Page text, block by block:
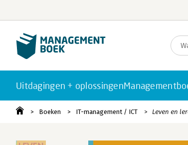
Uitdagingen + oplossingen
Boeken IT-management / ICT Leven en